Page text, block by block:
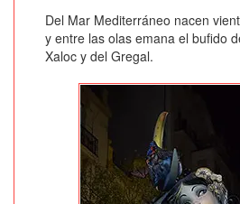
Del Mar Mediterráneo nacen
y entre las olas emana el bufido
Xaloc y del Gregal.